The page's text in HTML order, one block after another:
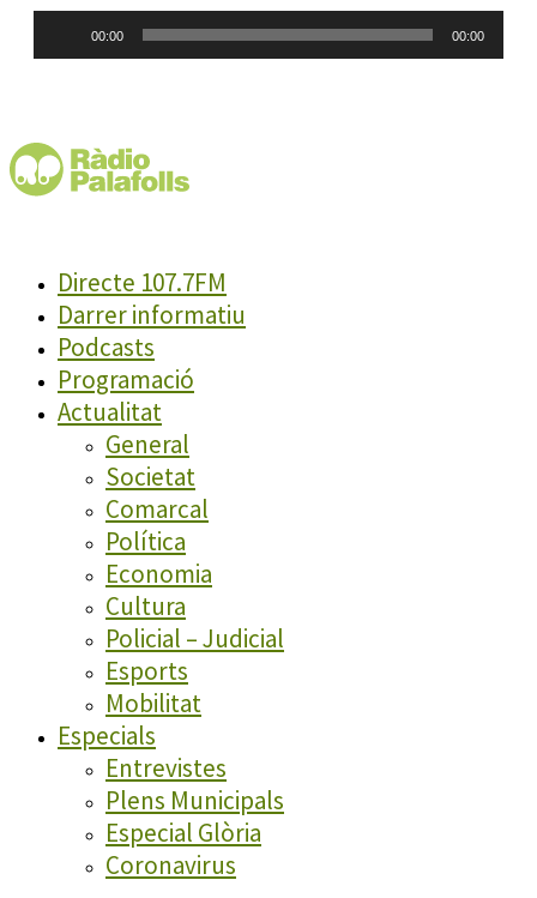
00:00 00:00
Directe 107.7FM
Darrer informatiu
Podcasts
Programació
Actualitat
General
Societat
Comarcal
Política
Economia
Cultura
Policial – Judicial
Esports
Mobilitat
Especials
Entrevistes
Plens Municipals
Especial Glòria
Coronavirus